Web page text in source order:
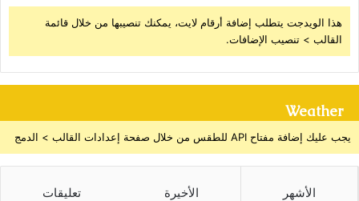
هذا الويدجت يتطلب إضافة أرقام لايت، يمكنك تنصيبها من خلال قائمة
القالب > تنصيب الإضافات.
Weather
يجب عليك إضافة مفتاح API للطقس من خلال صفحة إعدادات القالب > الدمج
الأشهر الأخيرة تعليقات